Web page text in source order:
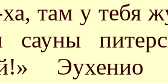
там у тебя
сауны